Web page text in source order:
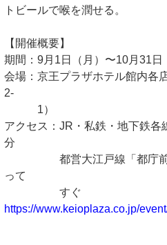
トビールで喉を潤せる。
【開催概要】
期間：9月1日（月）〜10月31日
会場：京王プラザホテル館内各
2-
1）
アクセス：JR・私鉄・地下鉄各
分
都営大江戸線「都庁前駅
って
すぐ
https://www.keioplaza.co.jp/